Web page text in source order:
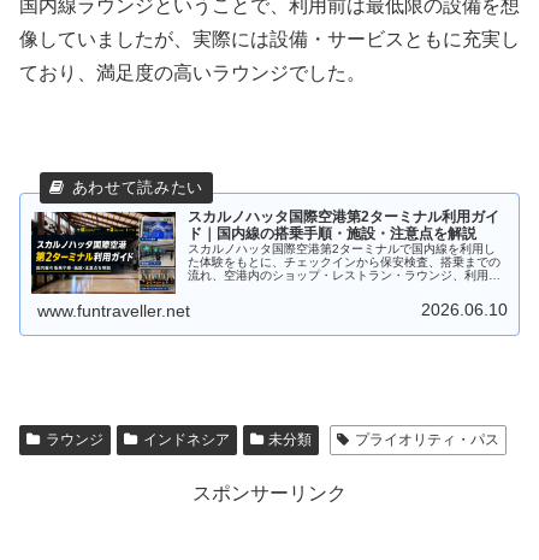
国内線ラウンジということで、利用前は最低限の設備を想
像していましたが、実際には設備・サービスともに充実し
ており、満足度の高いラウンジでした。
スカルノハッタ国際空港第2ターミナル利用ガイ
ド｜国内線の搭乗手順・施設・注意点を解説
スカルノハッタ国際空港第2ターミナルで国内線を利用し
た体験をもとに、チェックインから保安検査、搭乗までの
流れ、空港内のショップ・レストラン・ラウンジ、利用時
www.funtraveller.net 2026.06.10
ラウンジ インドネシア 未分類 プライオリティ・パス
スポンサーリンク